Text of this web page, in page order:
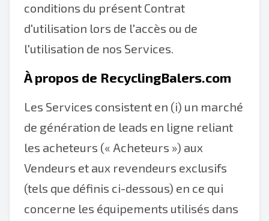
conditions du présent Contrat
d'utilisation lors de l'accès ou de
l'utilisation de nos Services.
À propos de RecyclingBalers.com
Les Services consistent en (i) un marché
de génération de leads en ligne reliant
les acheteurs (« Acheteurs ») aux
Vendeurs et aux revendeurs exclusifs
(tels que définis ci-dessous) en ce qui
concerne les équipements utilisés dans